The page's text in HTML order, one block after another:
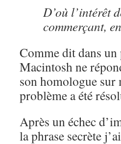
D’où l’intérêt
commerçant,
Comme dit dans
Macintosh ne
son homologue
problème a été
Après un échec
la phrase secrète